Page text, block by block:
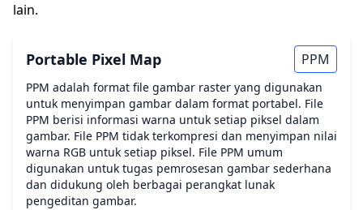
lain.
Portable Pixel Map PPM
PPM adalah format file gambar raster yang digunakan
untuk menyimpan gambar dalam format portabel. File
PPM berisi informasi warna untuk setiap piksel dalam
gambar. File PPM tidak terkompresi dan menyimpan nilai
warna RGB untuk setiap piksel. File PPM umum
digunakan untuk tugas pemrosesan gambar sederhana
dan didukung oleh berbagai perangkat lunak
pengeditan gambar.